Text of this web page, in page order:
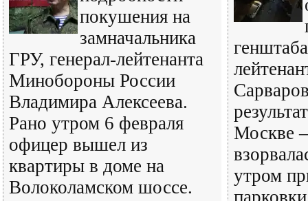
покушения на
замначальника
ГРУ, генерал-лейтенанта
Минобороны России
Владимира Алексеева.
Рано утром 6 февраля
офицер вышел из
квартиры в доме на
Волоколамском шоссе.
Москве
утром